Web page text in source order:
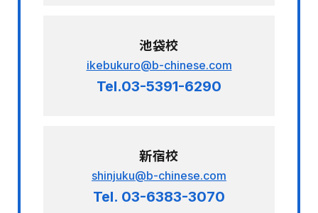
池袋校
ikebukuro@b-chinese.com
Tel.03-5391-6290
新宿校
shinjuku@b-chinese.com
Tel. 03-6383-3070